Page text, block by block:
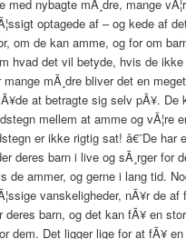
med nybagte mÃ¸dre, mange
optagede af – og kede af
om de kan amme, og for om
hvad det vil betyde, hvis de ikke
mange mÃ¸dre bliver det en
at betragte sig selv pÃ¥. De
mellem at amme og vÃ¦re
er ikke rigtig sat! â€¨De har
deres barn i live og sÃ¸rger for
de ammer, og gerne i lang tid.
vanskeligheder, nÃ¥r de af
deres barn, og det kan fÃ¥ en
dem. Det ligger lige for at fÃ¥ en